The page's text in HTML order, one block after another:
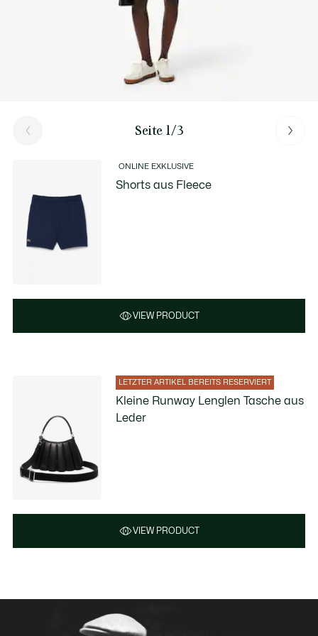
Seite 1/3
ONLINE EXKLUSIVE
Shorts aus Fleece
VIEW PRODUCT
LETZTER ARTIKEL BEREITS RESERVIERT
Kleine Runway Lenglen Tasche aus
Leder
VIEW PRODUCT